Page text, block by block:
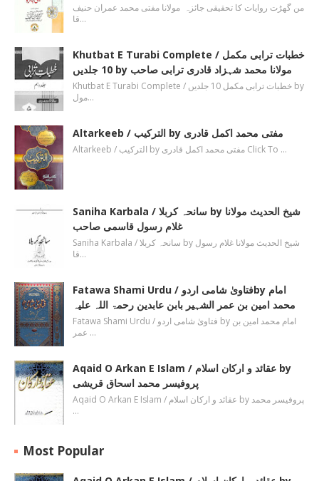
من گھڑت روایات کا تحقیقی جائزہ مولانا مفتی محمد عمران حنیف
قا…
Khutbat E Turabi Complete / خطبات ترابی مکمل
10 جلدیں by مولانا محمد شہزاد قادری ترابی صاحب
Khutbat E Turabi Complete / خطبات ترابی مکمل 10 جلدیں by
مول…
Altarkeeb / الترکیب by مفتی محمد اکمل قادری
Altarkeeb / الترکیب by مفتی محمد اکمل قادری Click To …
Saniha Karbala / سانحہ کربلا by شیخ الحدیث مولانا
غلام رسول قاسمی صاحب
Saniha Karbala / سانحہ کربلا by شیخ الحدیث مولانا غلام رسول
قا…
Fatawa Shami Urdu / فتاویٰ شامی اردوby امام
محمد امین بن عمر الشہیر بابن عابدین رحمۃ اللہ علیہ
Fatawa Shami Urdu / فتاویٰ شامی اردو by امام محمد امین بن
عمر …
Aqaid O Arkan E Islam / عقائد و ارکان اسلام by
پروفیسر محمد اسحاق قریشی
Aqaid O Arkan E Islam / عقائد و ارکان اسلام by پروفیسر محمد
…
Most Popular